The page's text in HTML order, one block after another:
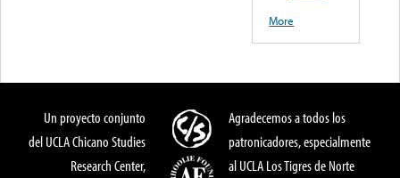
More
Un proyecto conjunto
del UCLA Chicano Studies
Research Center,
Agradecemos a todos los
patronicadores, especialmente
al UCLA Los Tigres de Norte